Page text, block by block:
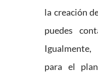
la creación
puedes
para el